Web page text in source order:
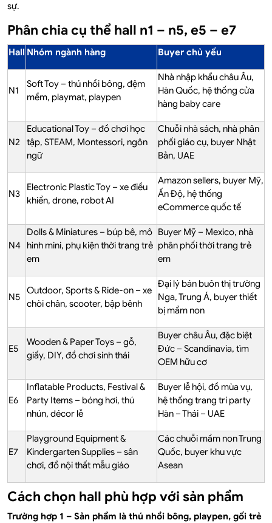
sự.
Phân chia cụ thể hall n1 – n5, e5 – e7
Hall Nhóm ngành hàng Buyer chủ yếu
N1
Soft Toy – thú nhồi bông, đệm
mềm, playmat, playpen
Nhà nhập khẩu châu Âu,
Hàn Quốc, hệ thống cửa
hàng baby care
N2
Educational Toy – đồ chơi học
tập, STEAM, Montessori, ngôn
ngữ
Chuỗi nhà sách, nhà phân
phối giáo cụ, buyer Nhật
Bản, UAE
N3
Electronic Plastic Toy – xe điều
khiển, drone, robot AI
Amazon sellers, buyer Mỹ,
Ấn Độ, hệ thống
eCommerce quốc tế
N4
Dolls & Miniatures – búp bê, mô
hình mini, phụ kiện thời trang trẻ
em
Buyer Mỹ – Mexico, nhà
phân phối thời trang trẻ
em
N5
Outdoor, Sports & Ride-on – xe
chòi chân, scooter, bập bênh
Đại lý bán buôn thị trường
Nga, Trung Á, buyer thiết
bị mầm non
E5
Wooden & Paper Toys – gỗ,
giấy, DIY, đồ chơi sinh thái
Buyer châu Âu, đặc biệt
Đức – Scandinavia, tìm
OEM hữu cơ
E6
Inflatable Products, Festival &
Party Items – bóng hơi, thú
nhún, décor lễ
Buyer lễ hội, đồ mùa vụ,
hệ thống trang trí party
Hàn – Thái – UAE
E7
Playground Equipment &
Kindergarten Supplies – sân
chơi, đồ nội thất mẫu giáo
Các chuỗi mầm non Trung
Quốc, buyer khu vực
Asean
Cách chọn hall phù hợp với sản phẩm
Trường hợp 1 – Sản phẩm là thú nhồi bông, playpen, gối trẻ